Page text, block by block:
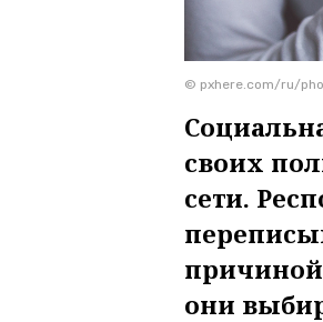
© pxhere.com/ru/
своих
сети.
они